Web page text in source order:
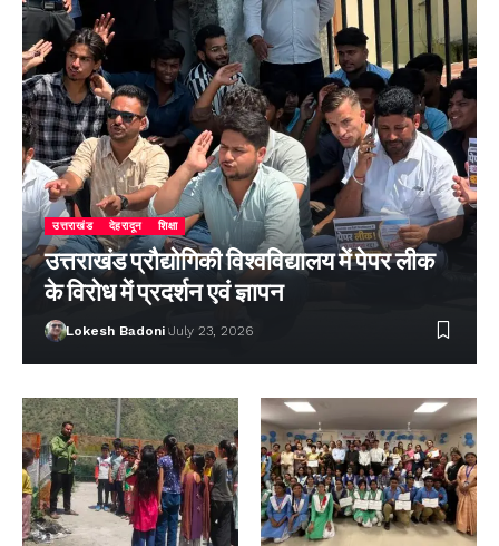
उत्तराखंड देहरादून शिक्षा
उत्तराखंड प्रौद्योगिकी विश्वविद्यालय में पेपर लीक
के विरोध में प्रदर्शन एवं ज्ञापन
Lokesh Badoni July 23, 2026